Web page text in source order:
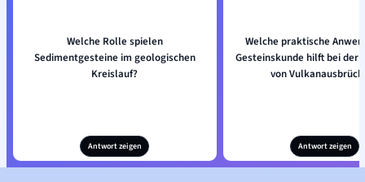
Welche Rolle spielen
Sedimentgesteine im geologischen
Kreislauf?
Antwort zeigen
Welche praktische
Gesteinskunde hilft bei der
von
Antwort zeigen